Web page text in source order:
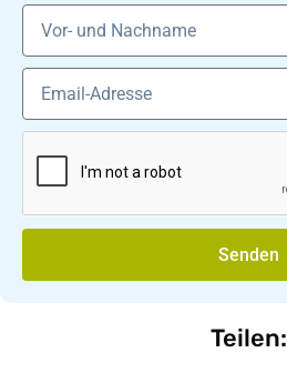
Senden
Teilen: